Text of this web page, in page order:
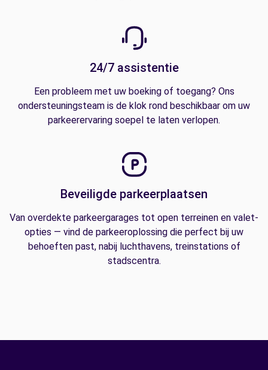
24/7 assistentie
Een probleem met uw boeking of toegang? Ons
ondersteuningsteam is de klok rond beschikbaar om uw
parkeerervaring soepel te laten verlopen.
Beveiligde parkeerplaatsen
Van overdekte parkeergarages tot open terreinen en valet-
opties — vind de parkeeroplossing die perfect bij uw
behoeften past, nabij luchthavens, treinstations of
stadscentra.